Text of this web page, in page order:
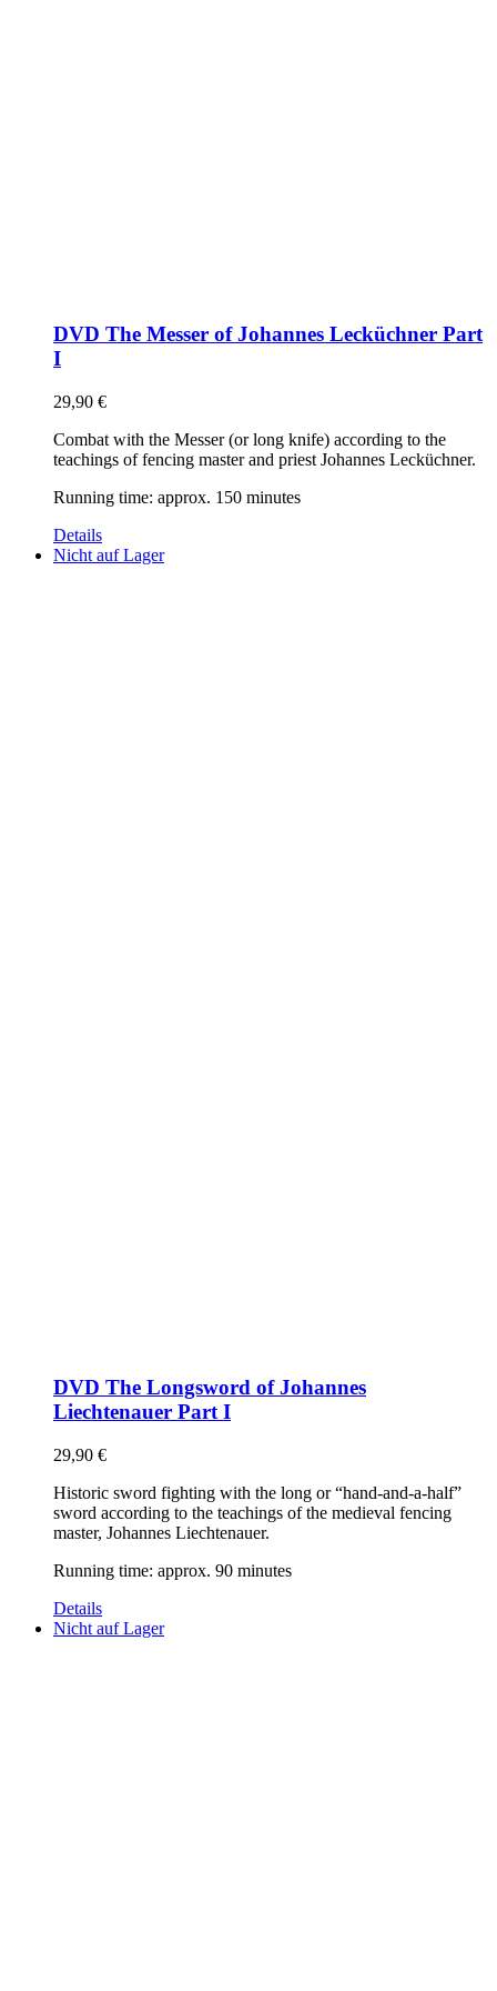
DVD The Messer of Johannes Lecküchner Part
I
29,90 €
Combat with the Messer (or long knife) according to the
teachings of fencing master and priest Johannes Lecküchner.
Running time: approx. 150 minutes
Details
Nicht auf Lager
DVD The Longsword of Johannes
Liechtenauer Part I
29,90 €
Historic sword fighting with the long or “hand-and-a-half”
sword according to the teachings of the medieval fencing
master, Johannes Liechtenauer.
Running time: approx. 90 minutes
Details
Nicht auf Lager